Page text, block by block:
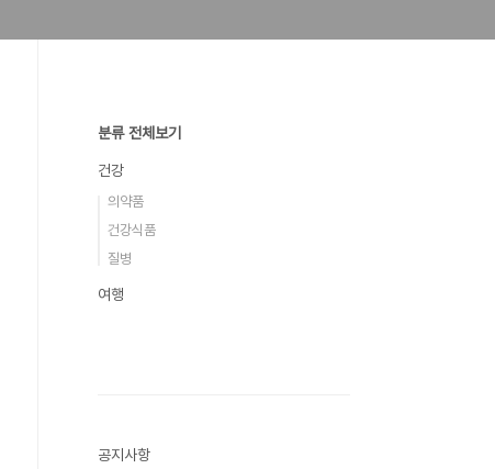
분류 전체보기
건강
의약품
건강식품
질병
여행
공지사항